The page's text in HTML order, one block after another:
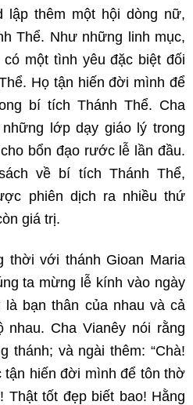
lập thêm một hội dòng nữ,
Thể. Như những linh mục,
một tình yêu đặc biệt đối
Họ tận hiến đời mình để
bí tích Thánh Thể. Cha
lớp dạy giáo lý trong
bổn đạo rước lễ lần đầu.
về bí tích Thánh Thể,
phiên dịch ra nhiều thứ
giá trị.
thời với thánh Gioan Maria
ta mừng lễ kính vào ngày
bạn thân của nhau và cả
nhau. Cha Vianêy nói rằng
thánh; và ngài thêm: “Chà!
tận hiến đời mình để tôn thờ
Thật tốt đẹp biết bao! Hằng